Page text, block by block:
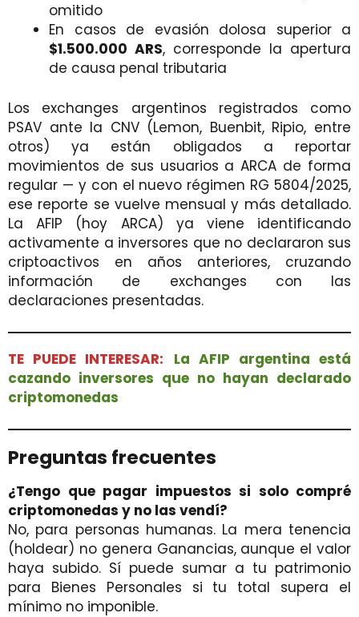
omitido
En casos de evasión dolosa superior a
$1.500.000 ARS, corresponde la apertura
de causa penal tributaria
Los exchanges argentinos registrados como
PSAV ante la CNV (Lemon, Buenbit, Ripio, entre
otros) ya están obligados a reportar
movimientos de sus usuarios a ARCA de forma
regular — y con el nuevo régimen RG 5804/2025,
ese reporte se vuelve mensual y más detallado.
La AFIP (hoy ARCA) ya viene identificando
activamente a inversores que no declararon sus
criptoactivos en años anteriores, cruzando
información de exchanges con las
declaraciones presentadas.
TE PUEDE INTERESAR:
La AFIP argentina está
cazando inversores que no hayan declarado
criptomonedas
Preguntas frecuentes
¿Tengo que pagar impuestos si solo compré
criptomonedas y no las vendí?
No, para personas humanas. La mera tenencia
(holdear) no genera Ganancias, aunque el valor
haya subido. Sí puede sumar a tu patrimonio
para Bienes Personales si tu total supera el
mínimo no imponible.